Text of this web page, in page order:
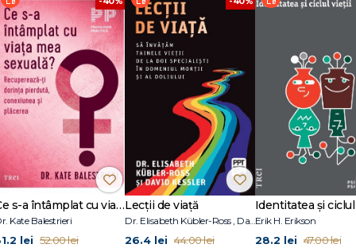
să fiu analizat în Zürich, acum mulți ani. Asta a fost analiza mea ani de
și descoperind, nu pentru că îl citisem pe Jung în legătură cu felul
să apară și nu știam ce să fac cu ele, așa că am stat așezat la masă, am
faci asta, te simți foarte straniu, pentru că ești înstrăinat de lumea aceea,
să vii în fiecare noapte și să zici: am interacționat cu umbra, și
sau anima e cutare sau cutare. Nu ai nevoie de nimic de genul acesta.
învață - James Hillman
Ce s-a întâmplat cu viața mea sexuală?
Kate Balestrieri
lei 52.00 lei
Lecții de viață
Dr. Elisabeth Kübler-Ross , David Kessler
26.4 lei 44.00 lei
Identitatea și
Erik H. Erikson
28.2 lei 47.00 lei